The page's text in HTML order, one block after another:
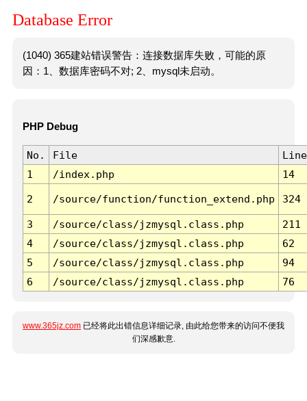
Database Error
(1040) 365建站错误警告：连接数据库失败，可能的原
因：1、数据库密码不对; 2、mysql未启动。
PHP Debug
No. File
Line
1
/index.php 14
2 /source/function/function_extend.php 324
3 /source/class/jzmysql.class.php
211
4
/source/class/jzmysql.class.php
62
5
/source/class/jzmysql.class.php
94
6
/source/class/jzmysql.class.php 76
www.365jz.com 已经将此出错信息详细记录, 由此给您带来的访问不便我
们深感歉意.